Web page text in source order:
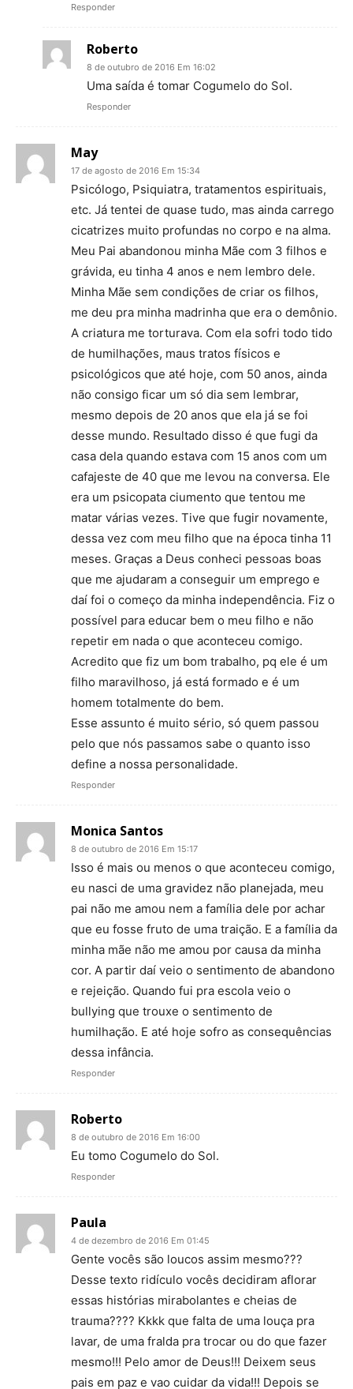
Responder
Roberto
8 de outubro de 2016 Em 16:02
Uma saída é tomar Cogumelo do Sol.
Responder
May
17 de agosto de 2016 Em 15:34
Psicólogo, Psiquiatra, tratamentos espirituais,
etc. Já tentei de quase tudo, mas ainda carrego
cicatrizes muito profundas no corpo e na alma.
Meu Pai abandonou minha Mãe com 3 filhos e
grávida, eu tinha 4 anos e nem lembro dele.
Minha Mãe sem condições de criar os filhos,
me deu pra minha madrinha que era o demônio.
A criatura me torturava. Com ela sofri todo tido
de humilhações, maus tratos físicos e
psicológicos que até hoje, com 50 anos, ainda
não consigo ficar um só dia sem lembrar,
mesmo depois de 20 anos que ela já se foi
desse mundo. Resultado disso é que fugi da
casa dela quando estava com 15 anos com um
cafajeste de 40 que me levou na conversa. Ele
era um psicopata ciumento que tentou me
matar várias vezes. Tive que fugir novamente,
dessa vez com meu filho que na época tinha 11
meses. Graças a Deus conheci pessoas boas
que me ajudaram a conseguir um emprego e
daí foi o começo da minha independência. Fiz o
possível para educar bem o meu filho e não
repetir em nada o que aconteceu comigo.
Acredito que fiz um bom trabalho, pq ele é um
filho maravilhoso, já está formado e é um
homem totalmente do bem.
Esse assunto é muito sério, só quem passou
pelo que nós passamos sabe o quanto isso
define a nossa personalidade.
Responder
Monica Santos
8 de outubro de 2016 Em 15:17
Isso é mais ou menos o que aconteceu comigo,
eu nasci de uma gravidez não planejada, meu
pai não me amou nem a família dele por achar
que eu fosse fruto de uma traição. E a família da
minha mãe não me amou por causa da minha
cor. A partir daí veio o sentimento de abandono
e rejeição. Quando fui pra escola veio o
bullying que trouxe o sentimento de
humilhação. E até hoje sofro as consequências
dessa infância.
Responder
Roberto
8 de outubro de 2016 Em 16:00
Eu tomo Cogumelo do Sol.
Responder
Paula
4 de dezembro de 2016 Em 01:45
Gente vocês são loucos assim mesmo???
Desse texto ridículo vocês decidiram aflorar
essas histórias mirabolantes e cheias de
trauma???? Kkkk que falta de uma louça pra
lavar, de uma fralda pra trocar ou do que fazer
mesmo!!! Pelo amor de Deus!!! Deixem seus
pais em paz e vao cuidar da vida!!! Depois se